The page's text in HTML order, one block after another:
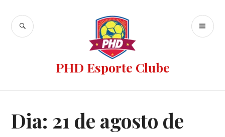
PHD Esporte Clube
Dia: 21 de agosto de